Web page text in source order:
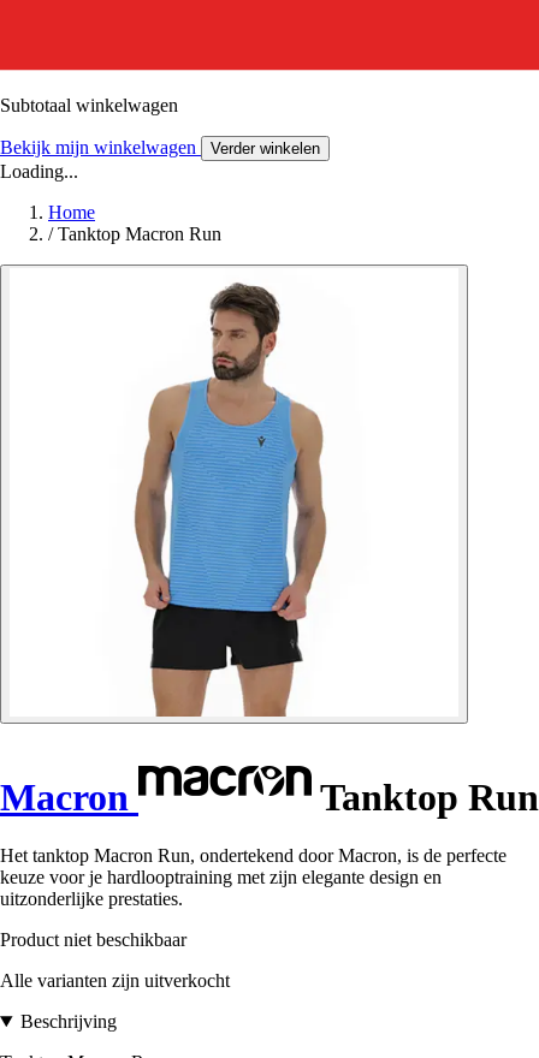
Subtotaal winkelwagen
Bekijk mijn winkelwagen Verder winkelen
Loading...
Home
/ Tanktop Macron Run
Macron Tanktop Run
Het tanktop Macron Run, ondertekend door Macron, is de perfecte
keuze voor je hardlooptraining met zijn elegante design en
uitzonderlijke prestaties.
Product niet beschikbaar
Alle varianten zijn uitverkocht
Beschrijving